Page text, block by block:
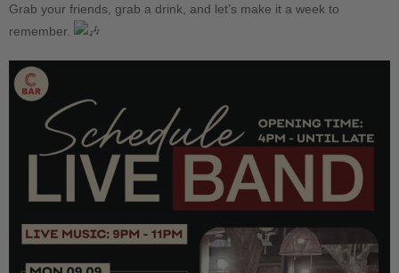
Grab your friends, grab a drink, and let’s make it a week to
remember.